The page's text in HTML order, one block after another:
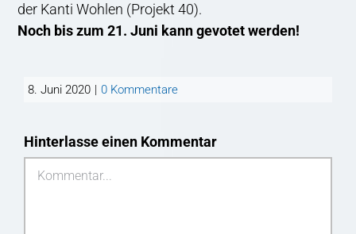
der Kanti Wohlen (Projekt 40).
Noch bis zum 21. Juni kann gevotet werden!
8. Juni 2020 | 0 Kommentare
Hinterlasse einen Kommentar
Kommentar